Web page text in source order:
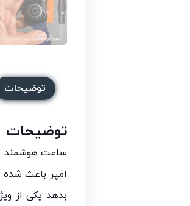
توضیحات
توضیحات
بدهد یکی از